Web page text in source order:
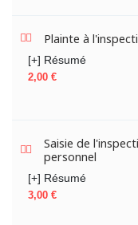
Plainte à
[+] Résumé
Prix
2,00 €
Saisie de
personnel
[+] Résumé
Prix
3,00 €